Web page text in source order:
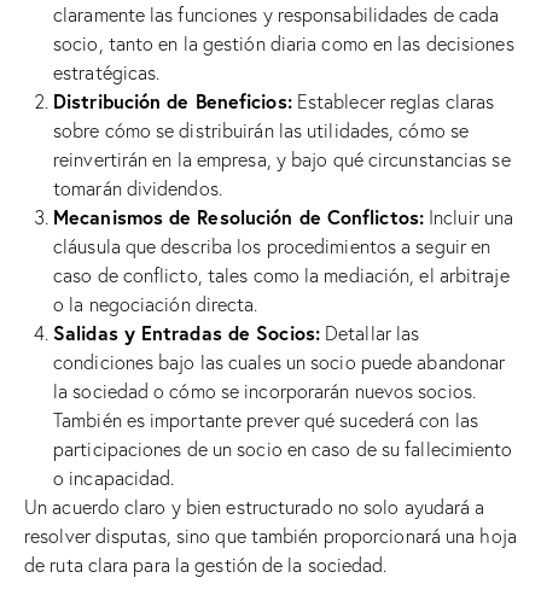
claramente las funciones y responsabilidades de cada
socio, tanto en la gestión diaria como en las decisiones
estratégicas.
Distribución de Beneficios:Establecer reglas claras
sobre cómo se distribuirán las utilidades, cómo se
reinvertirán en la empresa, y bajo qué circunstancias se
tomarán dividendos.
Mecanismos de Resolución de Conflictos:Incluir una
cláusula que describa los procedimientos a seguir en
caso de conflicto, tales como la mediación, el arbitraje
o la negociación directa.
Salidas y Entradas de Socios:Detallar las
condiciones bajo las cuales un socio puede abandonar
la sociedad o cómo se incorporarán nuevos socios.
También es importante prever qué sucederá con las
participaciones de un socio en caso de su fallecimiento
o incapacidad.
Un acuerdo claro y bien estructurado no solo ayudará a
resolver disputas, sino que también proporcionará una hoja
de ruta clara para la gestión de la sociedad.